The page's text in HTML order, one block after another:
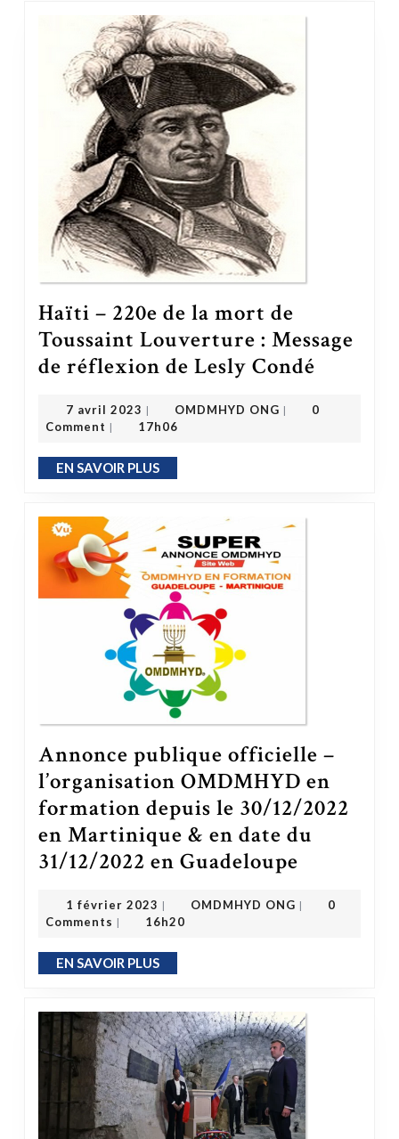
Haïti – 220e de la mort de
Toussaint Louverture : Message
de réflexion de Lesly Condé
7 avril 2023 | OMDMHYD ONG |
0
Comment | 17h06
EN SAVOIR PLUSEN SAVOIR PLUS
Annonce publique officielle –
l’organisation OMDMHYD en
formation depuis le 30/12/2022
en Martinique & en date du
31/12/2022 en Guadeloupe
1 février 2023 | OMDMHYD ONG |
0
Comments | 16h20
EN SAVOIR PLUSEN SAVOIR PLUS